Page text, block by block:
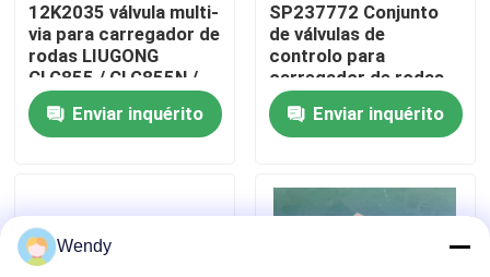
Contacte-nos
Notícia
Blogue
12K2035 válvula multi-
via para carregador de
rodas LIUGONG
CLG855 / CLG855N /
CLG855H CLG856 /
CLG856H CLG50CN /
CLG50C
Enviar inquérito
SP237772 Conjunto
de válvulas de
controlo para
carregador de rodas
LIUGONG CLG833 /
CLG833H CLG835 /
CLG835H CLG836 /
ZL30F
Enviar inquérito
Wendy